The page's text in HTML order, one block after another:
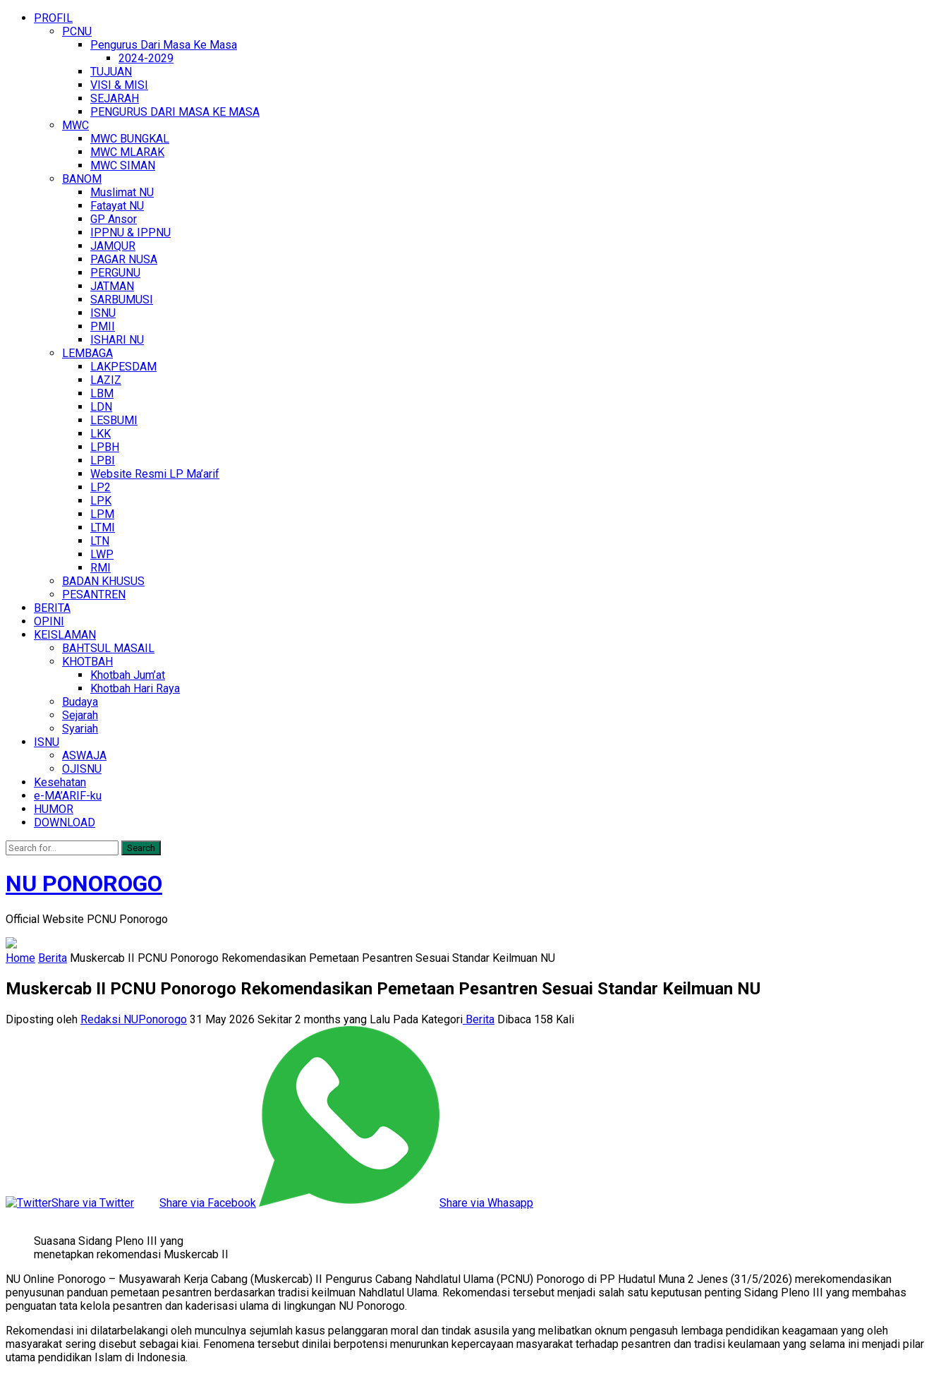
PROFIL
PCNU
Pengurus Dari Masa Ke Masa
2024-2029
TUJUAN
VISI & MISI
SEJARAH
PENGURUS DARI MASA KE MASA
MWC
MWC BUNGKAL
MWC MLARAK
MWC SIMAN
BANOM
Muslimat NU
Fatayat NU
GP Ansor
IPPNU & IPPNU
JAMQUR
PAGAR NUSA
PERGUNU
JATMAN
SARBUMUSI
ISNU
PMII
ISHARI NU
LEMBAGA
LAKPESDAM
LAZIZ
LBM
LDN
LESBUMI
LKK
LPBH
LPBI
Website Resmi LP Ma’arif
LP2
LPK
LPM
LTMI
LTN
LWP
RMI
BADAN KHUSUS
PESANTREN
BERITA
OPINI
KEISLAMAN
BAHTSUL MASAIL
KHOTBAH
Khotbah Jum’at
Khotbah Hari Raya
Budaya
Sejarah
Syariah
ISNU
ASWAJA
OJISNU
Kesehatan
e-MA’ARIF-ku
HUMOR
DOWNLOAD
Search
NU PONOROGO
Official Website PCNU Ponorogo
Home Berita Muskercab II PCNU Ponorogo Rekomendasikan Pemetaan Pesantren Sesuai Standar Keilmuan NU
Muskercab II PCNU Ponorogo Rekomendasikan Pemetaan Pesantren Sesuai Standar Keilmuan NU
Diposting oleh Redaksi NUPonorogo 31 May 2026 Sekitar 2 months yang Lalu Pada Kategori Berita Dibaca 158 Kali
Share via Twitter Share via Facebook Share via Whasapp
Suasana Sidang Pleno III yang
menetapkan rekomendasi Muskercab II
NU Online Ponorogo – Musyawarah Kerja Cabang (Muskercab) II Pengurus Cabang Nahdlatul Ulama (PCNU) Ponorogo di PP Hudatul Muna 2 Jenes (31/5/2026) merekomendasikan
penyusunan panduan pemetaan pesantren berdasarkan tradisi keilmuan Nahdlatul Ulama. Rekomendasi tersebut menjadi salah satu keputusan penting Sidang Pleno III yang membahas
penguatan tata kelola pesantren dan kaderisasi ulama di lingkungan NU Ponorogo.
Rekomendasi ini dilatarbelakangi oleh munculnya sejumlah kasus pelanggaran moral dan tindak asusila yang melibatkan oknum pengasuh lembaga pendidikan keagamaan yang oleh
masyarakat sering disebut sebagai kiai. Fenomena tersebut dinilai berpotensi menurunkan kepercayaan masyarakat terhadap pesantren dan tradisi keulamaan yang selama ini menjadi pilar
utama pendidikan Islam di Indonesia.